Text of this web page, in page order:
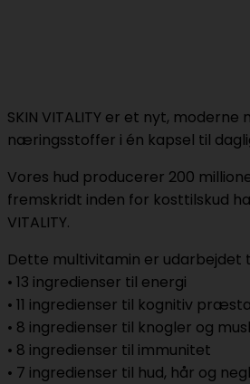
SKIN VITALITY er et nyt,
næringsstoffer i én kapsel til
Vores hud producerer 200
fremskridt inden for kosttilskud
VITALITY.
Dette multivitamin er
• 13 ingredienser til energi
• 11 ingredienser til kognitiv
• 8 ingredienser til knogler og
• 8 ingredienser til immunitet
• 7 ingredienser til hud, hår og